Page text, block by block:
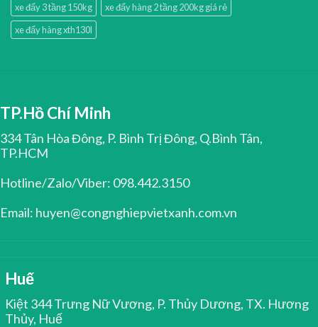
xe đẩy 3 tầng 150kg
xe đẩy hàng 2 tầng 200kg giá rẻ
xe đẩy hàng xth130l
TP.Hồ Chí Minh
334 Tân Hòa Đông, P. Bình Trị Đông, Q.Bình Tân,
TP.HCM
Hotline/Zalo/Viber: 098.442.3150
Email: huyen@congnghiepvietxanh.com.vn
Huế
Kiệt 344 Trưng Nữ Vương, P. Thủy Dương, TX. Hương
Thủy, Huế